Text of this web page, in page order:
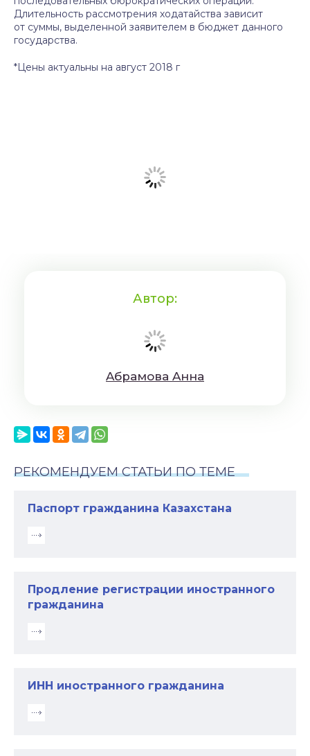
Длительность рассмотрения ходатайства зависит
от суммы, выделенной заявителем в бюджет данного
государства.
*Цены актуальны на август 2018 г
Автор:
Aбрaмoвa Aннa
РЕКОМЕНДУЕМ СТАТЬИ ПО ТЕМЕ
Паспорт гражданина Казахстана
Продление регистрации иностранного
гражданина
ИНН иностранного гражданина